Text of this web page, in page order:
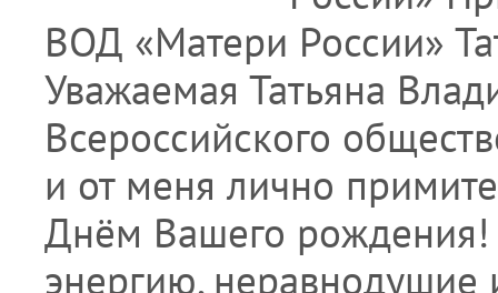
ВОД «Матери России»
Уважаемая Татьяна
Всероссийского
и от меня лично
Днём Вашего
энергию,